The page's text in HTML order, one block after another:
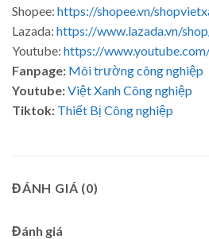
Shopee: https://shopee.vn/
Lazada: https://www.lazada.vn/
Youtube: https://
Fanpage: Môi trường công nghiệp
Youtube:Việt Xanh Công nghiệp
Tiktok: Thiết Bị Công nghiệp
ĐÁNH GIÁ (0)
Đánh giá